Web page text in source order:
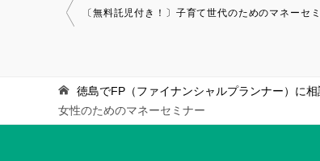
投
稿
ゲ
ー
〔無料託児付き！〕子育て世代のためのマネーセ
徳島でFP（ファイナンシャルプランナー）に
女性のためのマネーセミナー